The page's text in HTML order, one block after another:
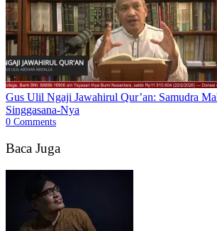
Gus Ulil Ngaji Jawahirul Qur’an: Samudra
Singgasana-Nya
0 Comments
Baca Juga